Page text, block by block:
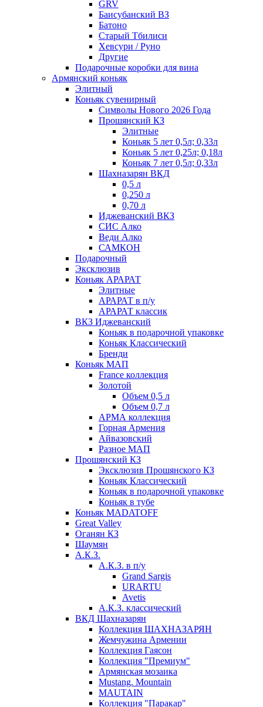
GRV
Баисубанский ВЗ
Батоно
Старый Тбилиси
Хевсури / Руно
Другие
Подарочные коробки для вина
Армянский коньяк
Элитный
Коньяк сувенирный
Символы Нового 2026 Года
Прошянский КЗ
Элитные
Коньяк 5 лет 0,5л; 0,33л
Коньяк 5 лет 0,25л; 0,18л
Коньяк 7 лет 0,5л; 0,33л
Шахназарян ВКД
0,5 л
0,250 л
0,70 л
Иджеванский ВКЗ
СИС Алко
Веди Алко
САМКОН
Подарочный
Эксклюзив
Коньяк АРАРАТ
Элитные
АРАРАТ в п/у
АРАРАТ классик
ВКЗ Иджеванский
Коньяк в подарочной упаковке
Коньяк Классический
Бренди
Коньяк МАП
France коллекция
Золотой
Объем 0,5 л
Объем 0,7 л
АРМА коллекция
Горная Армения
Айвазовский
Разное МАП
Прошянский КЗ
Эксклюзив Прошянского КЗ
Коньяк Классический
Коньяк в подарочной упаковке
Коньяк в тубе
Коньяк MADATOFF
Great Valley
Оганян КЗ
Шаумян
А.К.З.
А.К.З. в п/у
Grand Sargis
URARTU
Avetis
А.К.З. классический
ВКД Шахназарян
Коллекция ШАХНАЗАРЯН
Жемчужина Армении
Коллекция Гаясон
Коллекция "Премиум"
Армянская мозаика
Mustang. Mountain
MAUTAIN
Коллекция "Паракар"